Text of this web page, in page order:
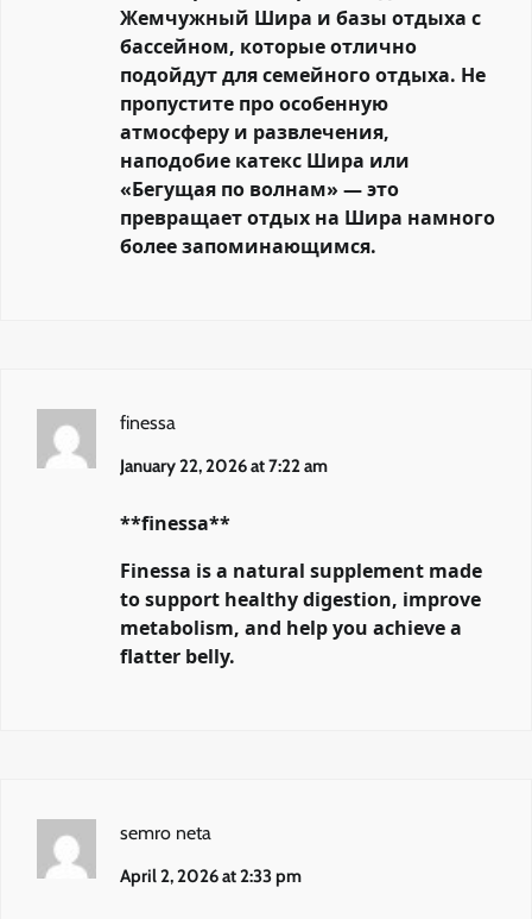
Жемчужный Шира и базы отдыха с
бассейном, которые отлично
подойдут для семейного отдыха. Не
пропустите про особенную
атмосферу и развлечения,
наподобие катекс Шира или
«Бегущая по волнам» — это
превращает отдых на Шира намного
более запоминающимся.
finessa
January 22, 2026 at 7:22 am
**finessa**
Finessa is a natural supplement made
to support healthy digestion, improve
metabolism, and help you achieve a
flatter belly.
semro neta
April 2, 2026 at 2:33 pm